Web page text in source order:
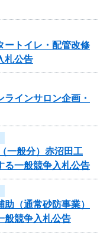
ートイレ・配管改修
札公告
ラインサロン企画・
一般分）赤沼田工
一般競争入札公告
（通常砂防事業）
般競争入札公告